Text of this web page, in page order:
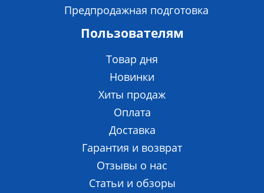
Предпродажная подготовка
Пользователям
Товар дня
Новинки
Хиты продаж
Оплата
Доставка
Гарантия и возврат
Отзывы о нас
Статьи и обзоры